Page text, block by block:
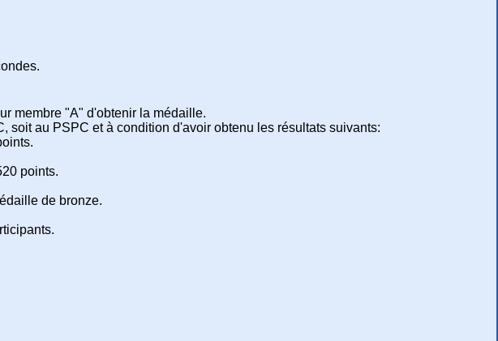
membre "A" d'obtenir la médaille.
au PSPC et à condition d'avoir obtenu les résultats suivants:
points.
de bronze.